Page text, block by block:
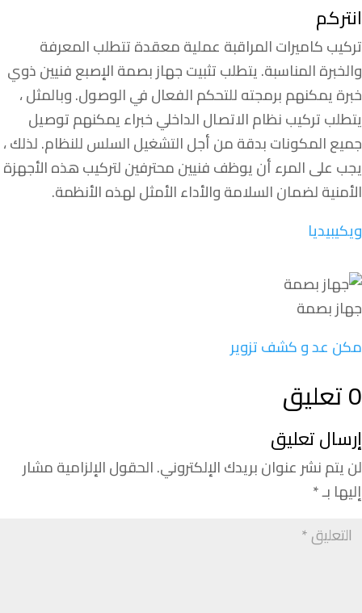
انتركم
تركيب كاميرات المراقبة عملية معقدة تتطلب المعرفة
والخبرة المناسبة. يتطلب تثبيت جهاز بصمة الإصبع فنيين ذوي
خبرة يمكنهم برمجته للتحكم الفعال في الوصول. وبالمثل ،
يتطلب تركيب نظام الاتصال الداخلي خبراء يمكنهم توصيل
جميع المكونات بدقة من أجل التشغيل السلس للنظام. لذلك ،
يجب على المرء أن يوظف فنيين محترفين لتركيب هذه الأجهزة
الأمنية لضمان السلامة والأداء الأمثل لهذه الأنظمة.
ويكيبيديا
جهاز بصمة
مكن عد و كشف تزوير
0 تعليق
إرسال تعليق
لن يتم نشر عنوان بريدك الإلكتروني.الحقول الإلزامية مشار
إليها بـ*